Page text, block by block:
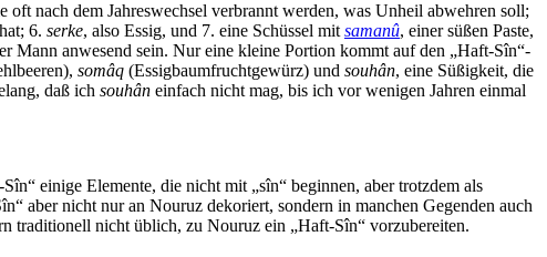
oft nach dem Jahreswechsel verbrannt werden, was Unheil abwehren soll;
6. serke, also Essig, und 7. eine Schüssel mit samanû, einer süßen Paste,
Mann anwesend sein. Nur eine kleine Portion kommt auf den „Haft-Sîn“-
somâq (Essigbaumfruchtgewürz) und souhân, eine Süßigkeit, die
daß ich souhân einfach nicht mag, bis ich vor wenigen Jahren einmal
einige Elemente, die nicht mit „sîn“ beginnen, aber trotzdem als
aber nicht nur an Nouruz dekoriert, sondern in manchen Gegenden auch
traditionell nicht üblich, zu Nouruz ein „Haft-Sîn“ vorzubereiten.